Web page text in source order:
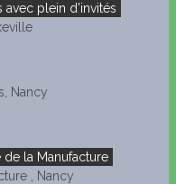
avec plein d'invités
Nancy
de la Manufacture
, Nancy